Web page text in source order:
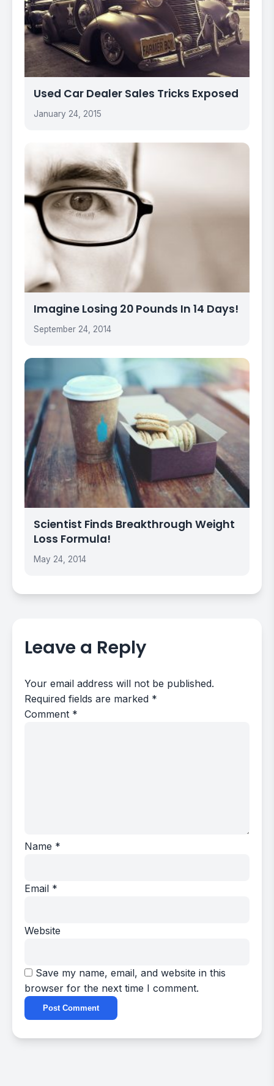
Used Car Dealer Sales Tricks Exposed
January 24, 2015
Imagine Losing 20 Pounds In 14 Days!
September 24, 2014
Scientist Finds Breakthrough Weight
Loss Formula!
May 24, 2014
Leave a Reply
Your email address will not be published.
Required fields are marked *
Comment *
Name *
Email *
Website
Save my name, email, and website in this
browser for the next time I comment.